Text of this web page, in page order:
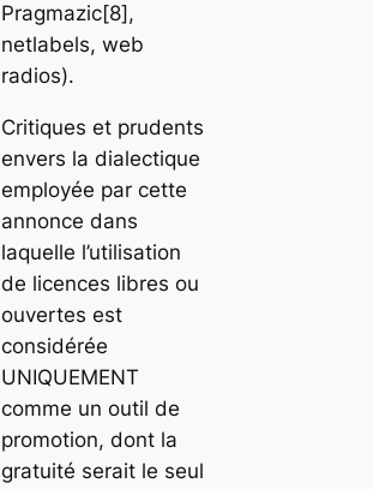
Pragmazic[8],
netlabels, web
radios).
Critiques et prudents
envers la dialectique
employée par cette
annonce dans
laquelle l’utilisation
de licences libres ou
ouvertes est
considérée
UNIQUEMENT
comme un outil de
promotion, dont la
gratuité serait le seul